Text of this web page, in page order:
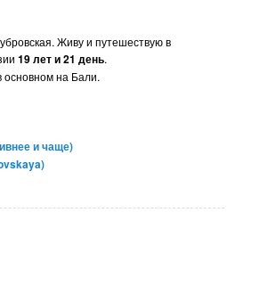
Живу и путешествую в
19 лет и 21 день.
основном на Бали.
и чаще)